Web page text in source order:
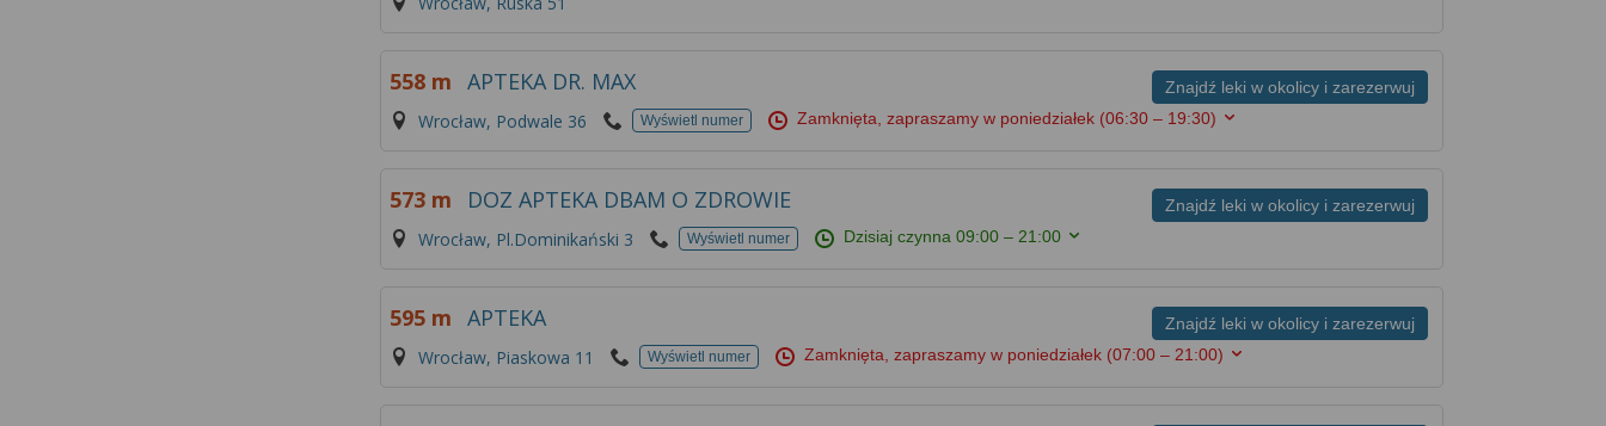
Znajdź leki w okolicy i zarezerwuj
558 m APTEKA DR. MAX
Wrocław, Podwale 36 Wyświetl numer Zamknięta, zapraszamy w poniedziałek (06:30 – 19:30)
Znajdź leki w okolicy i zarezerwuj
573 m DOZ APTEKA DBAM O ZDROWIE
Wrocław, Pl.Dominikański 3 Wyświetl numer Dzisiaj czynna09:00 – 21:00
Znajdź leki w okolicy i zarezerwuj
595 m APTEKA
Wrocław, Piaskowa 11 Wyświetl numer Zamknięta, zapraszamy w poniedziałek (07:00 – 21:00)